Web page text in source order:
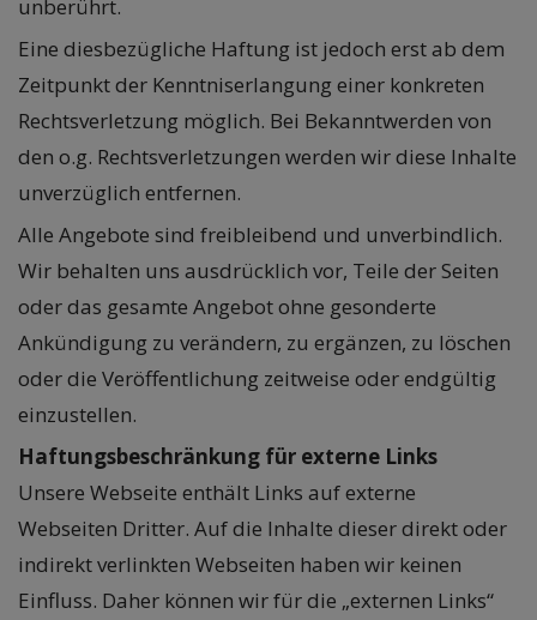
unberührt.
Eine diesbezügliche Haftung ist jedoch erst ab dem
Zeitpunkt der Kenntniserlangung einer konkreten
Rechtsverletzung möglich. Bei Bekanntwerden von
den o.g. Rechtsverletzungen werden wir diese Inhalte
unverzüglich entfernen.
Alle Angebote sind freibleibend und unverbindlich.
Wir behalten uns ausdrücklich vor, Teile der Seiten
oder das gesamte Angebot ohne gesonderte
Ankündigung zu verändern, zu ergänzen, zu löschen
oder die Veröffentlichung zeitweise oder endgültig
einzustellen.
Haftungsbeschränkung für externe Links
Unsere Webseite enthält Links auf externe
Webseiten Dritter. Auf die Inhalte dieser direkt oder
indirekt verlinkten Webseiten haben wir keinen
Einfluss. Daher können wir für die „externen Links“